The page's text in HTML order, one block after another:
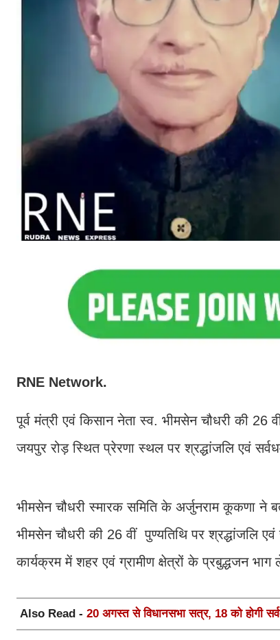
RNE Network.
पूर्व मंत्री एवं किसान नेता स्व. भीमसेन चौधरी की 26
जयपुर रोड़ स्थित प्रेरणा स्थल पर श्रद्धांजलि एवं
भीमसेन चौधरी स्मारक समिति के अर्जुनराम कूकणा ने
भीमसेन चौधरी की 26 वीं पुण्यतिथि पर श्रद्धांजलि
कार्यक्रम में शहर एवं ग्रामीण क्षेत्रों के प्रबुद्धजन
Also Read - 20 अगस्त से विधानसभा सत्र, 18 को होगी